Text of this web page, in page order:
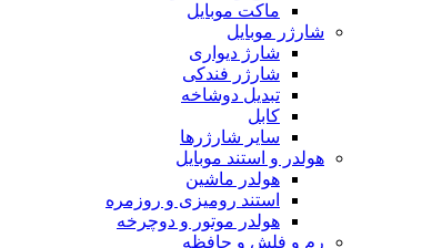
ماکت موبایل
شارژر موبایل
شارژ دیواری
شارژر فندکی
تبدیل دوشاخه
کابل
سایر شارژرها
هولدر و استند موبایل
هولدر ماشین
استند رومیزی و روزمره
هولدر موتور و دوچرخه
رم و فلش و حافظه